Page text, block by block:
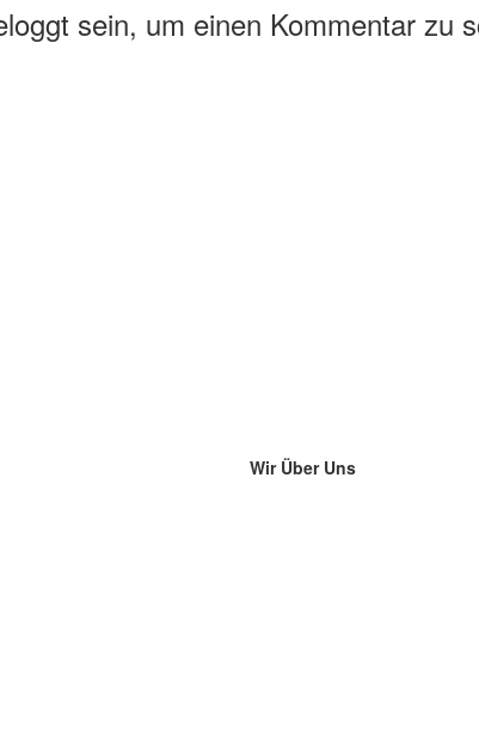
sein, um einen Kommentar zu
Wir Über Uns